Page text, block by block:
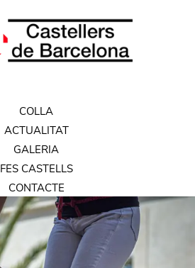
COLLA
ACTUALITAT
GALERIA
FES CASTELLS
CONTACTE